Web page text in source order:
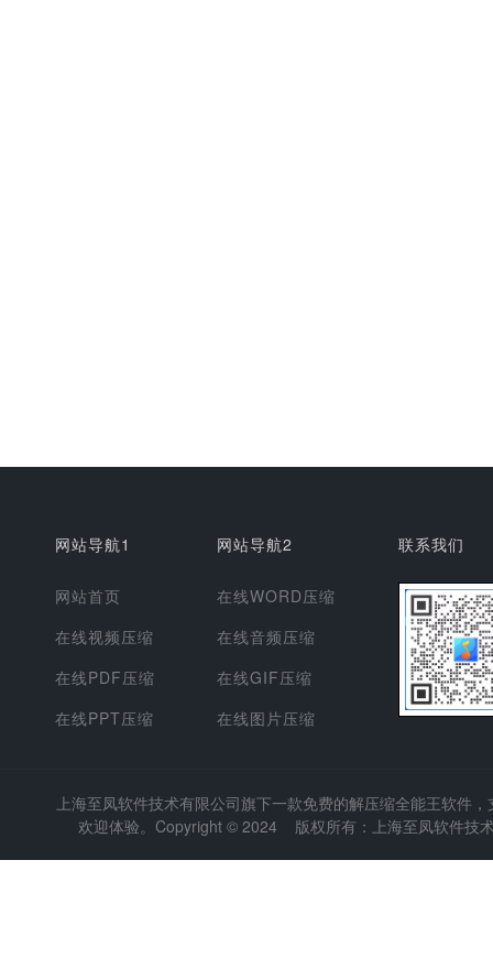
网站导航1
网站首页
在线视频压缩
在线PDF压缩
在线PPT压缩
网站导航2
在线WORD压缩
在线音频压缩
在线GIF压缩
在线图片压缩
联系我们
上海至凤软件技术有限公司旗下一款免费的解压缩全能王软件
欢迎体验。Copyright © 2024 版权所有：上海至凤软件技